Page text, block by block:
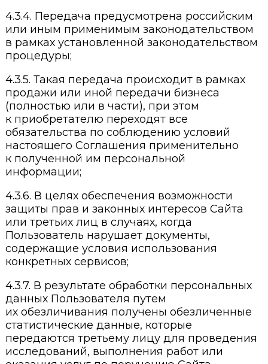
4.3.4. Передача предусмотрена российским
или иным применимым законодательством
в рамках установленной законодательством
процедуры;
4.3.5. Такая передача происходит в рамках
продажи или иной передачи бизнеса
(полностью или в части), при этом
к приобретателю переходят все
обязательства по соблюдению условий
настоящего Соглашения применительно
к полученной им персональной
информации;
4.3.6. В целях обеспечения возможности
защиты прав и законных интересов Сайта
или третьих лиц в случаях, когда
Пользователь нарушает документы,
содержащие условия использования
конкретных сервисов;
4.3.7. В результате обработки персональных
данных Пользователя путем
их обезличивания получены обезличенные
статистические данные, которые
передаются третьему лицу для проведения
исследований, выполнения работ или